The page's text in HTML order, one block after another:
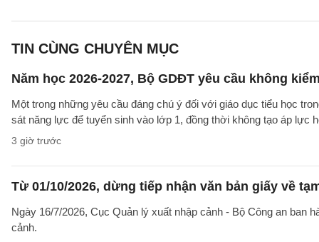
TIN CÙNG CHUYÊN MỤC
Năm học 2026-2027, Bộ GDĐT yêu cầu không
Một trong những yêu cầu đáng chú ý đối với giáo dục tiểu học
sát năng lực để tuyển sinh vào lớp 1, đồng thời không tạo áp
3 giờ trước
Từ 01/10/2026, dừng tiếp nhận văn bản giấy về
Ngày 16/7/2026, Cục Quản lý xuất nhập cảnh - Bộ Công an ban
cảnh.